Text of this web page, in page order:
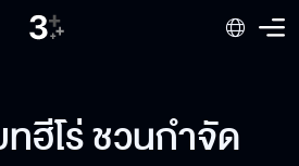
ฮีโร่ ชวนกำจัด